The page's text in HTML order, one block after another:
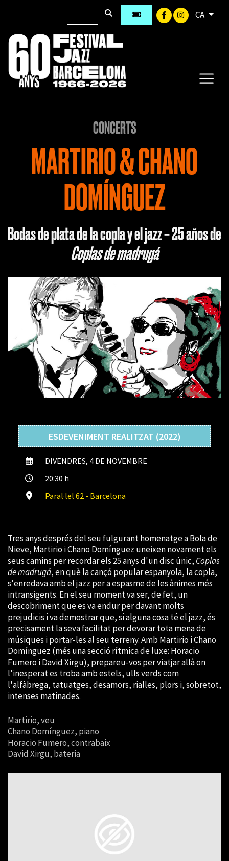
CA
CONCERTS
MARTIRIO & CHANO
DOMÍNGUEZ
Bodas de plata de la copla y el jazz – 25 años de
Coplas de madrugá
ESDEVENIMENT REALITZAT (2022)
DIVENDRES, 4 DE NOVEMBRE
20:30 h
Paral·lel 62 - Barcelona
Tres anys després del seu fulgurant homenatge a Bola de
Nieve, Martirio i Chano Domínguez uneixen novament els
seus camins per recordar els 25 anys d'un disc únic, Coplas
de madrugá, en què la cançó popular espanyola, la copla,
s'enredava amb el jazz per a espasme de les ànimes més
intransigents. En el seu moment va ser, de fet, un
descobriment que es va endur per davant molts
prejudicis i va demostrar que, si alguna cosa té el jazz, és
precisament la seva facilitat per devorar tota mena de
músiques i portar-les al seu terreny. Amb Martirio i Chano
Domínguez (més una secció rítmica de luxe: Horacio
Fumero i David Xirgu), prepareu-vos per viatjar allà on
l'inesperat es troba amb estels, ulls verds com
l'alfàbrega, tatuatges, desamors, rialles, plors i, sobretot,
intenses matinades.
Martirio, veu
Chano Domínguez, piano
Horacio Fumero, contrabaix
David Xirgu, bateria